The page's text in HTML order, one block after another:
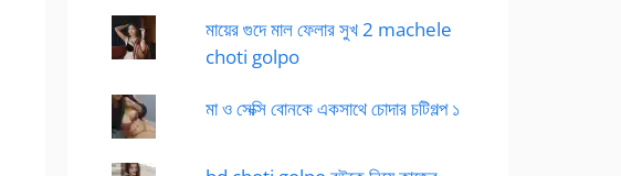
মায়ের গুদে মাল ফেলার সুখ 2 machele
choti golpo
মা ও সেক্সি বোনকে একসাথে চোদার চটিগল্প ১